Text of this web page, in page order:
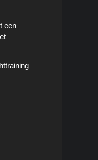
een